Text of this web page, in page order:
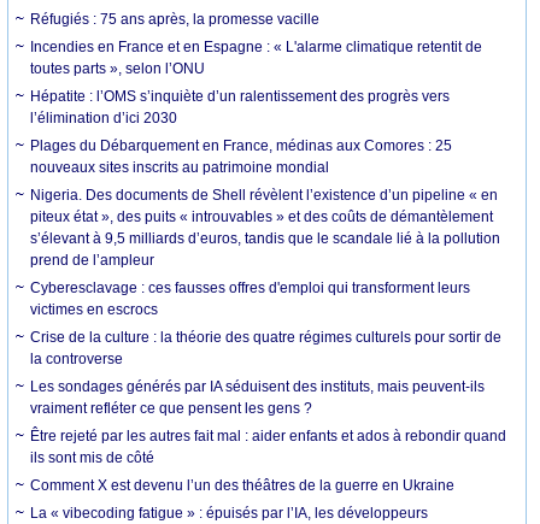
Réfugiés : 75 ans après, la promesse vacille
Incendies en France et en Espagne : « L'alarme climatique retentit de
toutes parts », selon l’ONU
Hépatite : l’OMS s’inquiète d’un ralentissement des progrès vers
l’élimination d’ici 2030
Plages du Débarquement en France, médinas aux Comores : 25
nouveaux sites inscrits au patrimoine mondial
Nigeria. Des documents de Shell révèlent l’existence d’un pipeline « en
piteux état », des puits « introuvables » et des coûts de démantèlement
s’élevant à 9,5 milliards d’euros, tandis que le scandale lié à la pollution
prend de l’ampleur
Cyberesclavage : ces fausses offres d'emploi qui transforment leurs
victimes en escrocs
Crise de la culture : la théorie des quatre régimes culturels pour sortir de
la controverse
Les sondages générés par IA séduisent des instituts, mais peuvent-ils
vraiment refléter ce que pensent les gens ?
Être rejeté par les autres fait mal : aider enfants et ados à rebondir quand
ils sont mis de côté
Comment X est devenu l’un des théâtres de la guerre en Ukraine
La « vibecoding fatigue » : épuisés par l’IA, les développeurs